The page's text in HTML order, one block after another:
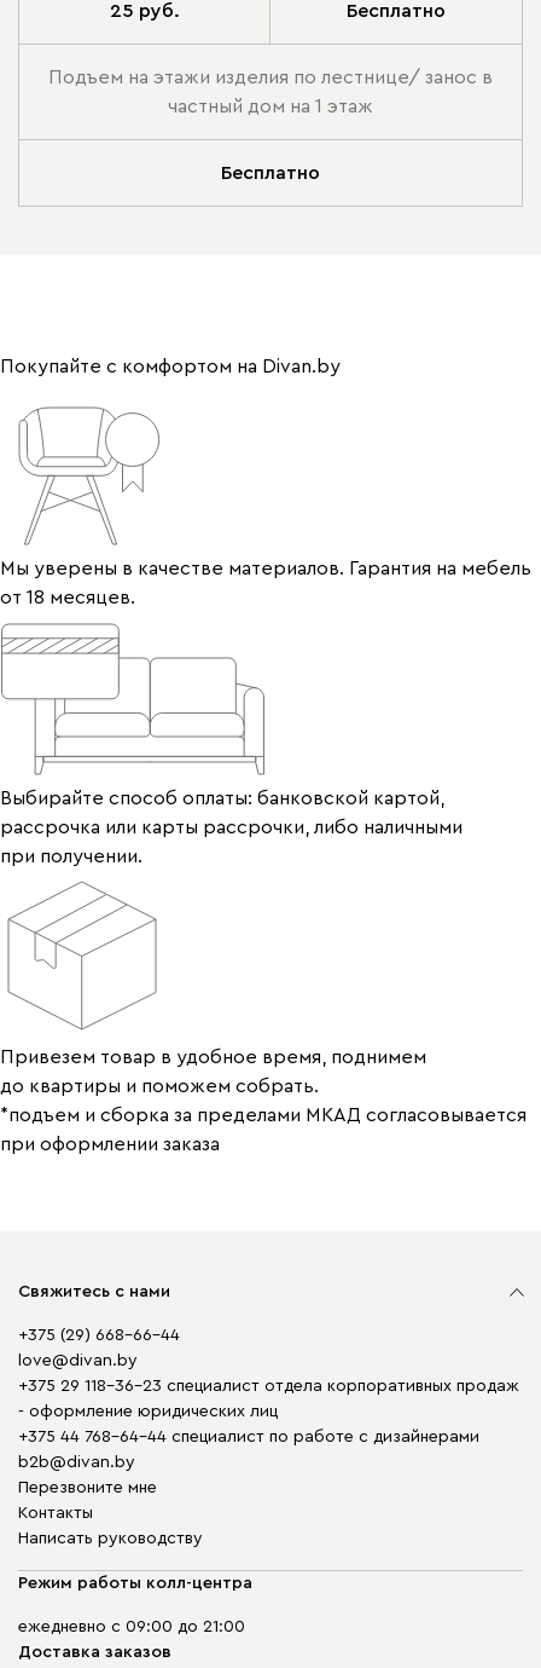
25 руб. Бесплатно
Подъем на этажи изделия по лестнице/ занос в
частный дом на 1 этаж
Бесплатно
Покупайте с комфортом на Divan.by
Мы уверены в качестве материалов. Гарантия на мебель
от 18 месяцев.
Выбирайте способ оплаты: банковской картой,
рассрочка или карты рассрочки, либо наличными
при получении.
Привезем товар в удобное время, поднимем
до квартиры и поможем собрать.
*подъем и сборка за пределами МКАД согласовывается
при оформлении заказа
Свяжитесь с нами
+375 (29) 668-66-44
love@divan.by
+375 29 118-36-23 специалист отдела корпоративных продаж
- оформление юридических лиц
+375 44 768-64-44 специалист по работе с дизайнерами
b2b@divan.by
Перезвоните мне
Контакты
Написать руководству
Режим работы колл-центра
ежедневно с 09:00 до 21:00
Доставка заказов